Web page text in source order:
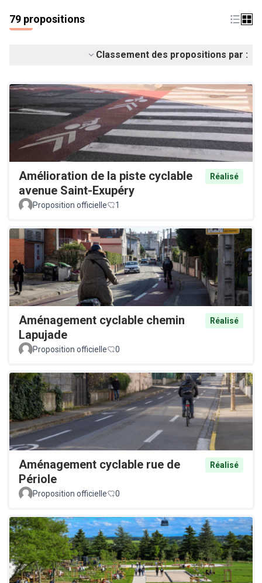
79 propositions
Classement des propositions par :
Amélioration de la piste cyclable
avenue Saint-Exupéry
Réalisé
Proposition officielle 1
Aménagement cyclable chemin
Lapujade
Réalisé
Proposition officielle 0
Aménagement cyclable rue de
Périole
Réalisé
Proposition officielle 0